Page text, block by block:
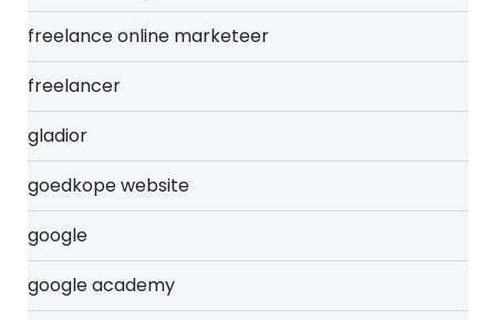
freelance online marketeer
freelancer
gladior
goedkope website
google
google academy